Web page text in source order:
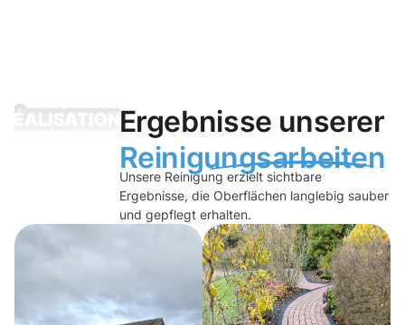
Ergebnisse unserer
Reinigungsarbeiten
Unsere Reinigung erzielt sichtbare
Ergebnisse, die Oberflächen langlebig sauber
und gepflegt erhalten.